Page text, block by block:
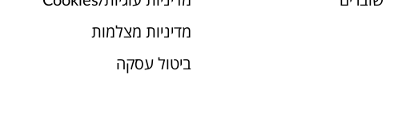
מדיניות מצלמות
ביטול עסקה